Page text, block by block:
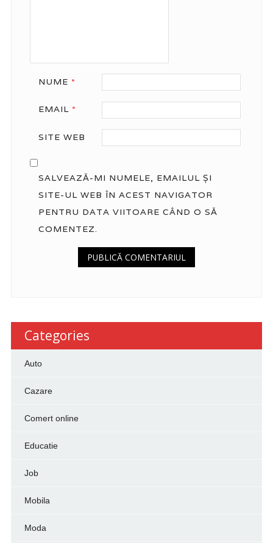
NUME *
EMAIL *
SITE WEB
SALVEAZĂ-MI NUMELE, EMAILUL ȘI
SITE-UL WEB ÎN ACEST NAVIGATOR
PENTRU DATA VIITOARE CÂND O SĂ
COMENTEZ.
Categories
Auto
Cazare
Comert online
Educatie
Job
Mobila
Moda